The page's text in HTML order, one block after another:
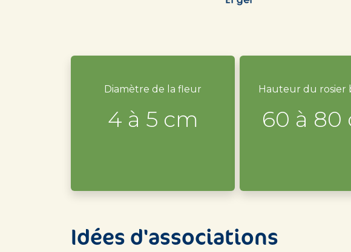
Diamètre de la fleur
4 à 5 cm
Hauteur du rosier
60 à 80
Idées d'associations